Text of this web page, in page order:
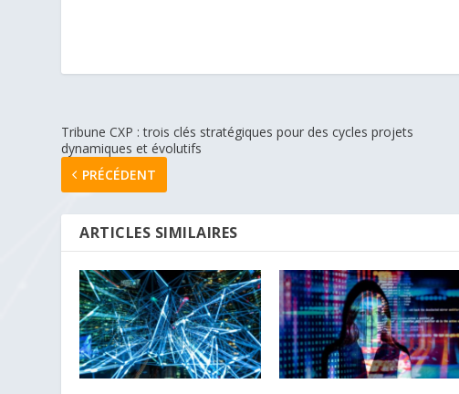
Tribune CXP : trois clés stratégiques pour des cycles projets
dynamiques et évolutifs
PRÉCÉDENT
ARTICLES SIMILAIRES